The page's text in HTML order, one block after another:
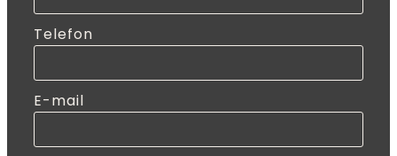
Telefon
E-mail